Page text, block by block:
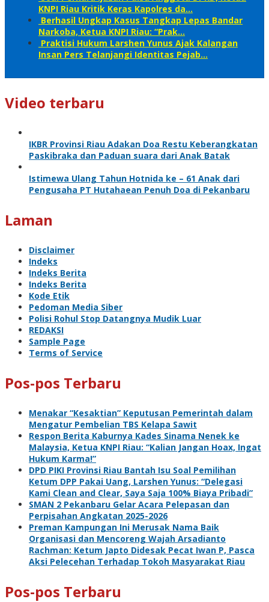
KNPI Riau Kritik Keras Kapolres da…
Berhasil Ungkap Kasus Tangkap Lepas Bandar
Narkoba, Ketua KNPI Riau: “Prak…
Praktisi Hukum Larshen Yunus Ajak Kalangan
Insan Pers Telanjangi Identitas Pejab…
Video terbaru
IKBR Provinsi Riau Adakan Doa Restu Keberangkatan
Paskibraka dan Paduan suara dari Anak Batak
Istimewa Ulang Tahun Hotnida ke – 61 Anak dari
Pengusaha PT Hutahaean Penuh Doa di Pekanbaru
Laman
Disclaimer
Indeks
Indeks Berita
Indeks Berita
Kode Etik
Pedoman Media Siber
Polisi Rohul Stop Datangnya Mudik Luar
REDAKSI
Sample Page
Terms of Service
Pos-pos Terbaru
Menakar “Kesaktian” Keputusan Pemerintah dalam
Mengatur Pembelian TBS Kelapa Sawit
Respon Berita Kaburnya Kades Sinama Nenek ke
Malaysia, Ketua KNPI Riau: “Kalian Jangan Hoax, Ingat
Hukum Karma!”
DPD PIKI Provinsi Riau Bantah Isu Soal Pemilihan
Ketum DPP Pakai Uang, Larshen Yunus: “Delegasi
Kami Clean and Clear, Saya Saja 100% Biaya Pribadi”
SMAN 2 Pekanbaru Gelar Acara Pelepasan dan
Perpisahan Angkatan 2025-2026
Preman Kampungan Ini Merusak Nama Baik
Organisasi dan Mencoreng Wajah Arsadianto
Rachman: Ketum Japto Didesak Pecat Iwan P, Pasca
Aksi Pelecehan Terhadap Tokoh Masyarakat Riau
Pos-pos Terbaru